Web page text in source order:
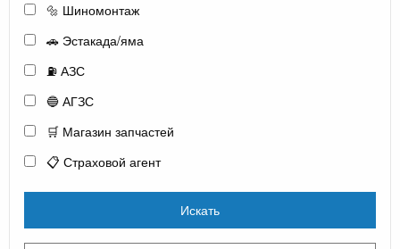
🔩 Шиномонтаж
🚗 Эстакада/яма
⛽ АЗС
🔵 АГЗС
🛒 Магазин запчастей
📋 Страховой агент
Искать